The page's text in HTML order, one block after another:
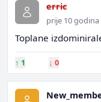
erric
prije 10 godina
Toplane
↑ 1 ↓ 0